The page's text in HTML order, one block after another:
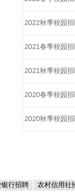
2022秋季校园
2021春季校园
2021秋季校园
2020春季校园
2020秋季校园
银行招聘 农村信用社